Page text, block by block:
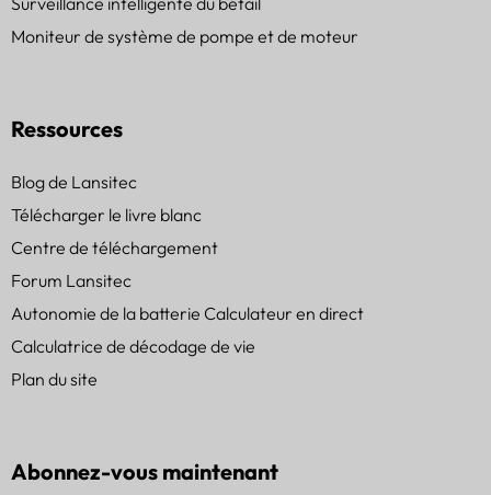
Moniteur de système de pompe et de moteur
Ressources
Blog de Lansitec
Télécharger le livre blanc
Centre de téléchargement
Forum Lansitec
Autonomie de la batterie Calculateur en direct
Calculatrice de décodage de vie
Plan du site
Abonnez-vous maintenant